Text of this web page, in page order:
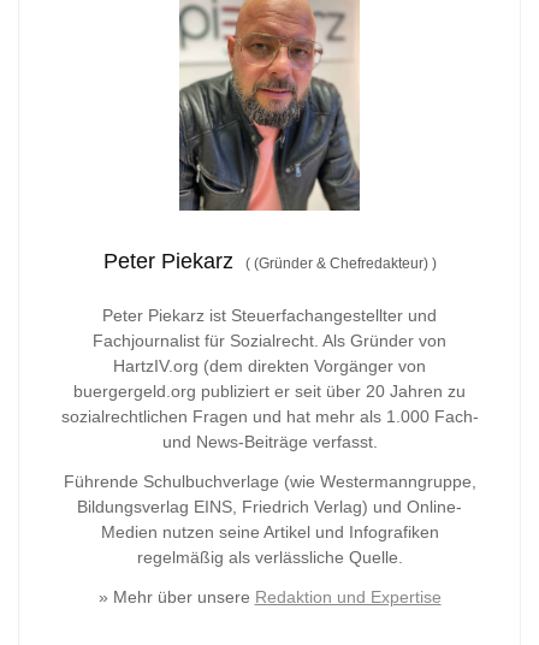
Peter Piekarz ((Gründer & Chefredakteur) )
Peter Piekarz ist Steuerfachangestellter und
Fachjournalist für Sozialrecht. Als Gründer von
HartzIV.org (dem direkten Vorgänger von
buergergeld.org publiziert er seit über 20 Jahren zu
sozialrechtlichen Fragen und hat mehr als 1.000 Fach-
und News-Beiträge verfasst.
Führende Schulbuchverlage (wie Westermanngruppe,
Bildungsverlag EINS, Friedrich Verlag) und Online-
Medien nutzen seine Artikel und Infografiken
regelmäßig als verlässliche Quelle.
» Mehr über unsere Redaktion und Expertise